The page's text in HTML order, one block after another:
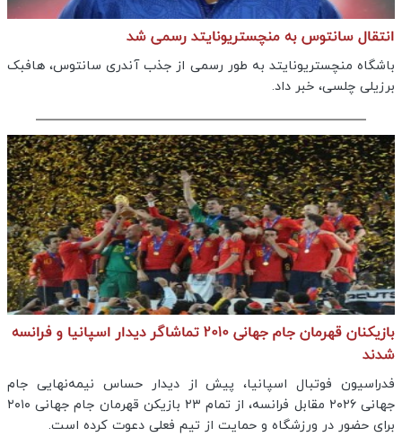
انتقال سانتوس به منچستریونایتد رسمی شد
باشگاه منچستریونایتد به طور رسمی از جذب آندری سانتوس، هافبک
برزیلی چلسی، خبر داد.
بازیکنان قهرمان جام جهانی 2010 تماشاگر دیدار اسپانیا و فرانسه
شدند
فدراسیون فوتبال اسپانیا، پیش از دیدار حساس نیمه‌نهایی جام
جهانی ۲۰۲۶ مقابل فرانسه، از تمام ۲۳ بازیکن قهرمان جام جهانی ۲۰۱۰
برای حضور در ورزشگاه و حمایت از تیم فعلی دعوت کرده است.